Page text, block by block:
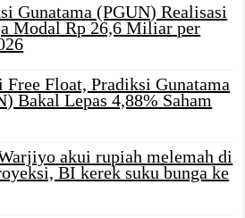
Gunatama (PGUN) Realisasi
Modal Rp 26,6 Miliar per
Free Float, Pradiksi Gunatama
Bakal Lepas 4,88% Saham
akui rupiah melemah di
BI kerek suku bunga ke